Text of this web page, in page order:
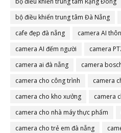
bộ điều khiển trung tâm Đà Nẵng
cafe đẹp đà nẵng
camera AI
camera AI đếm người
camera
camera ai đà nẵng
camera
camera cho công trình
camera
camera cho kho xưởng
camera
camera cho nhà máy thực phẩm
camera cho trẻ em đà nẵng